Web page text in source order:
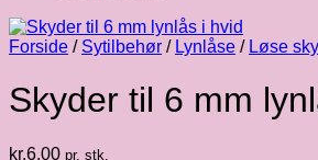
Forside / Sytilbehør / Lynlåse / Løse
Skyder til 6 mm
kr.6.00 pr. stk.